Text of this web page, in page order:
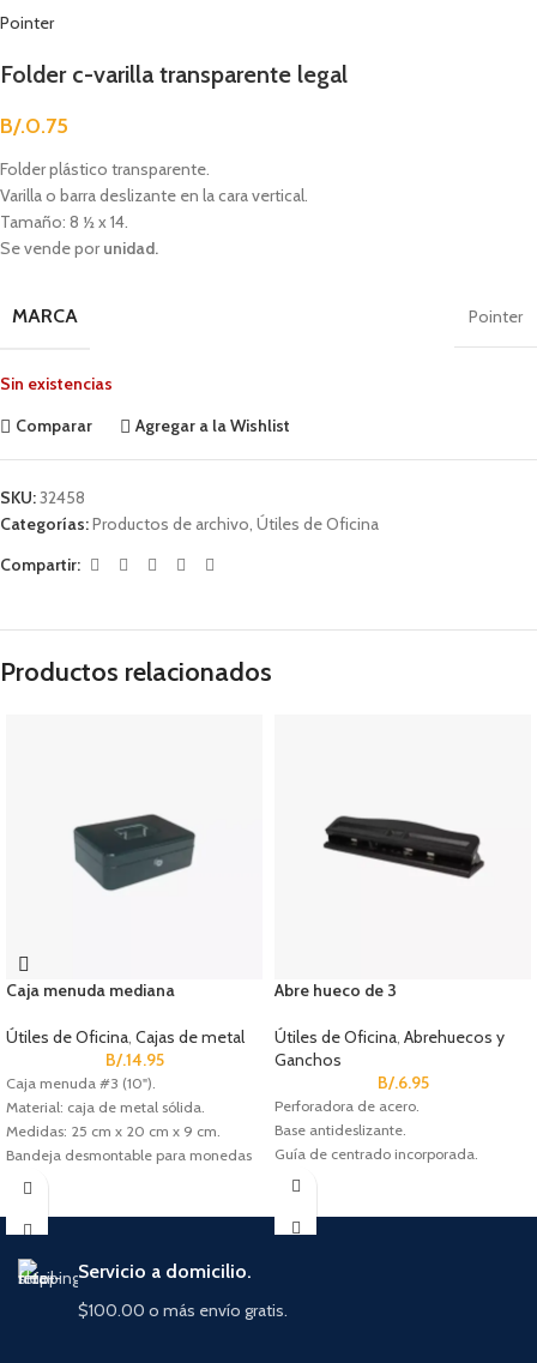
Pointer
Folder c-varilla transparente legal
B/.0.75
Folder plástico transparente.
Varilla o barra deslizante en la cara vertical.
Tamaño: 8 ½ x 14.
Se vende porunidad.
MARCA Pointer
Sin existencias
Comparar
Agregar a la Wishlist
SKU:32458
Categorías:Productos de archivo, Útiles de Oficina
Compartir:
Productos relacionados
Caja menuda mediana
Útiles de Oficina, Cajas de metal
B/.14.95
Caja menuda #3 (10").
Material: caja de metal sólida.
Medidas: 25 cm x 20 cm x 9 cm.
Bandeja desmontable para monedas
(5 divisiones).
Abre hueco de 3
Útiles de Oficina, Abrehuecos y
Ganchos
B/.6.95
Perforadora de acero.
Base antideslizante.
Guía de centrado incorporada.
Servicio a domicilio.
$100.00 o más envío gratis.